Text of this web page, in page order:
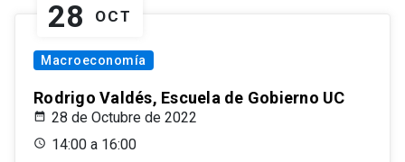
28 OCT
Macroeconomía
Rodrigo Valdés, Escuela de Gobierno UC
28 de Octubre de 2022
14:00 a 16:00